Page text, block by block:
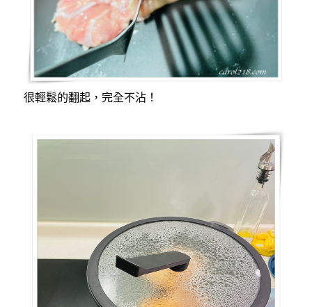
很輕鬆的翻起，完全不沾！